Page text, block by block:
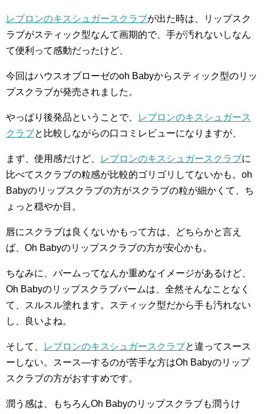
レブロンのキスシュガースクラブが出た時は、リップスク
ラブがスティック型なんて画期的で、手が汚れないしなん
て便利って感動だったけど、
今回はハウスオブローゼのoh Babyからスティック型のリッ
プスクラブが発売されました。
やっぱり後発品ということで、
レブロンのキスシュガース
クラブと比較しながらの口コミレビューになりますが、
まず、使用感だけど、 レブロンのキスシュガースクラブに
比べてスクラブの粒感が比較的ゴリゴリしてないかも。oh
Babyのリップスクラブの方がスクラブの粒が細かくて、ち
ょっと穏やか目。
唇にスクラブは良くないかもって方は、どちらかと言え
ば、Oh Babyのリップスクラブの方が安心かも。
ちなみに、バームってなんか重めなイメージがあるけど、
Oh Babyのリップスクラブバームは、全然そんなことなく
て、スルスル塗れます。スティック型だから手も汚れない
し、良いよね。
そして、 レブロンのキスシュガースクラブと違ってスース
ーしない。スース―するのが苦手な方はOh Babyのリップ
スクラブの方がおすすめです。
潤う感は、もちろんOh Babyのリップスクラブも潤うけ